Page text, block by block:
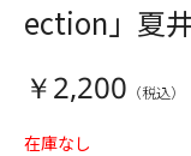
ection」夏
￥2,200
在庫なし